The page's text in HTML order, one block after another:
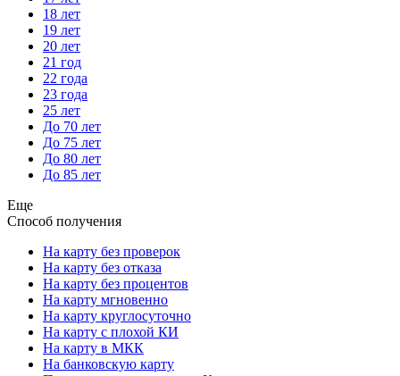
18 лет
19 лет
20 лет
21 год
22 года
23 года
25 лет
До 70 лет
До 75 лет
До 80 лет
До 85 лет
Еще
Способ получения
На карту без проверок
На карту без отказа
На карту без процентов
На карту мгновенно
На карту круглосуточно
На карту с плохой КИ
На карту в МКК
На банковскую карту